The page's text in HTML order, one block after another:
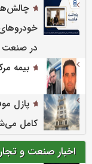
در صنعت
بیمه
کامل
اخبار صنعت و